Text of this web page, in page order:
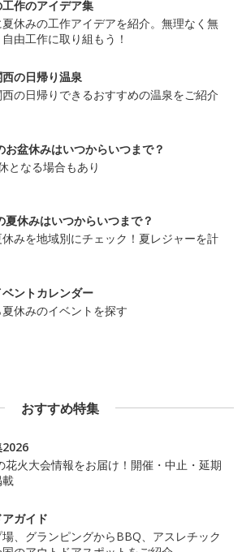
作のアイデア集
休みの工作アイデアを紹介。無理なく無
由工作に取り組もう！
の日帰り温泉
の日帰りできるおすすめの温泉をご紹介
お盆休みはいつからいつまで？
となる場合もあり
夏休みはいつからいつまで？
みを地域別にチェック！夏レジャーを計
ントカレンダー
夏休みのイベントを探す
おすすめ特集
花火大会情報をお届け！開催・中止・延期
ガイド
、グランピングからBBQ、アスレチック